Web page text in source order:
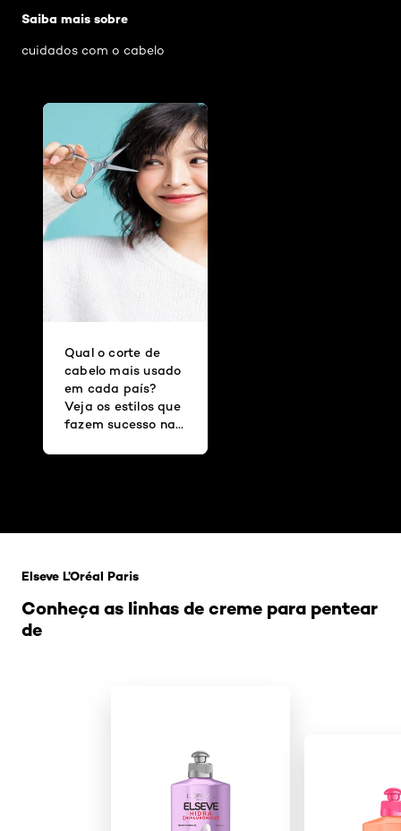
Saiba mais sobre
cuidados com o cabelo
Qual o corte de
cabelo mais usado
em cada país?
Veja os estilos que
fazem sucesso na
Japão e mais!
Conheça as linhas de creme para pentear
de
Elseve L’Oréal Paris